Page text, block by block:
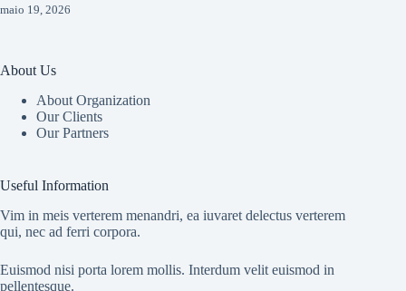
maio 19, 2026
About Us
About Organization
Our Clients
Our Partners
Useful Information
Vim in meis verterem menandri, ea iuvaret delectus verterem
qui, nec ad ferri corpora.
Euismod nisi porta lorem mollis. Interdum velit euismod in
pellentesque.